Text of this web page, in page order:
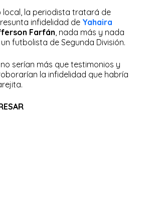
local, la periodista tratará de
infidelidad de Yahaira
Farfán , nada más y nada
futbolista de Segunda División.
no serían más que testimonios y
la infidelidad que habría